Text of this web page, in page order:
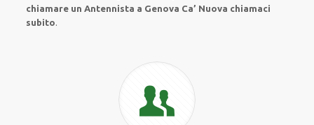
chiamare un Antennista a Genova Ca’ Nuova chiamaci
subito.